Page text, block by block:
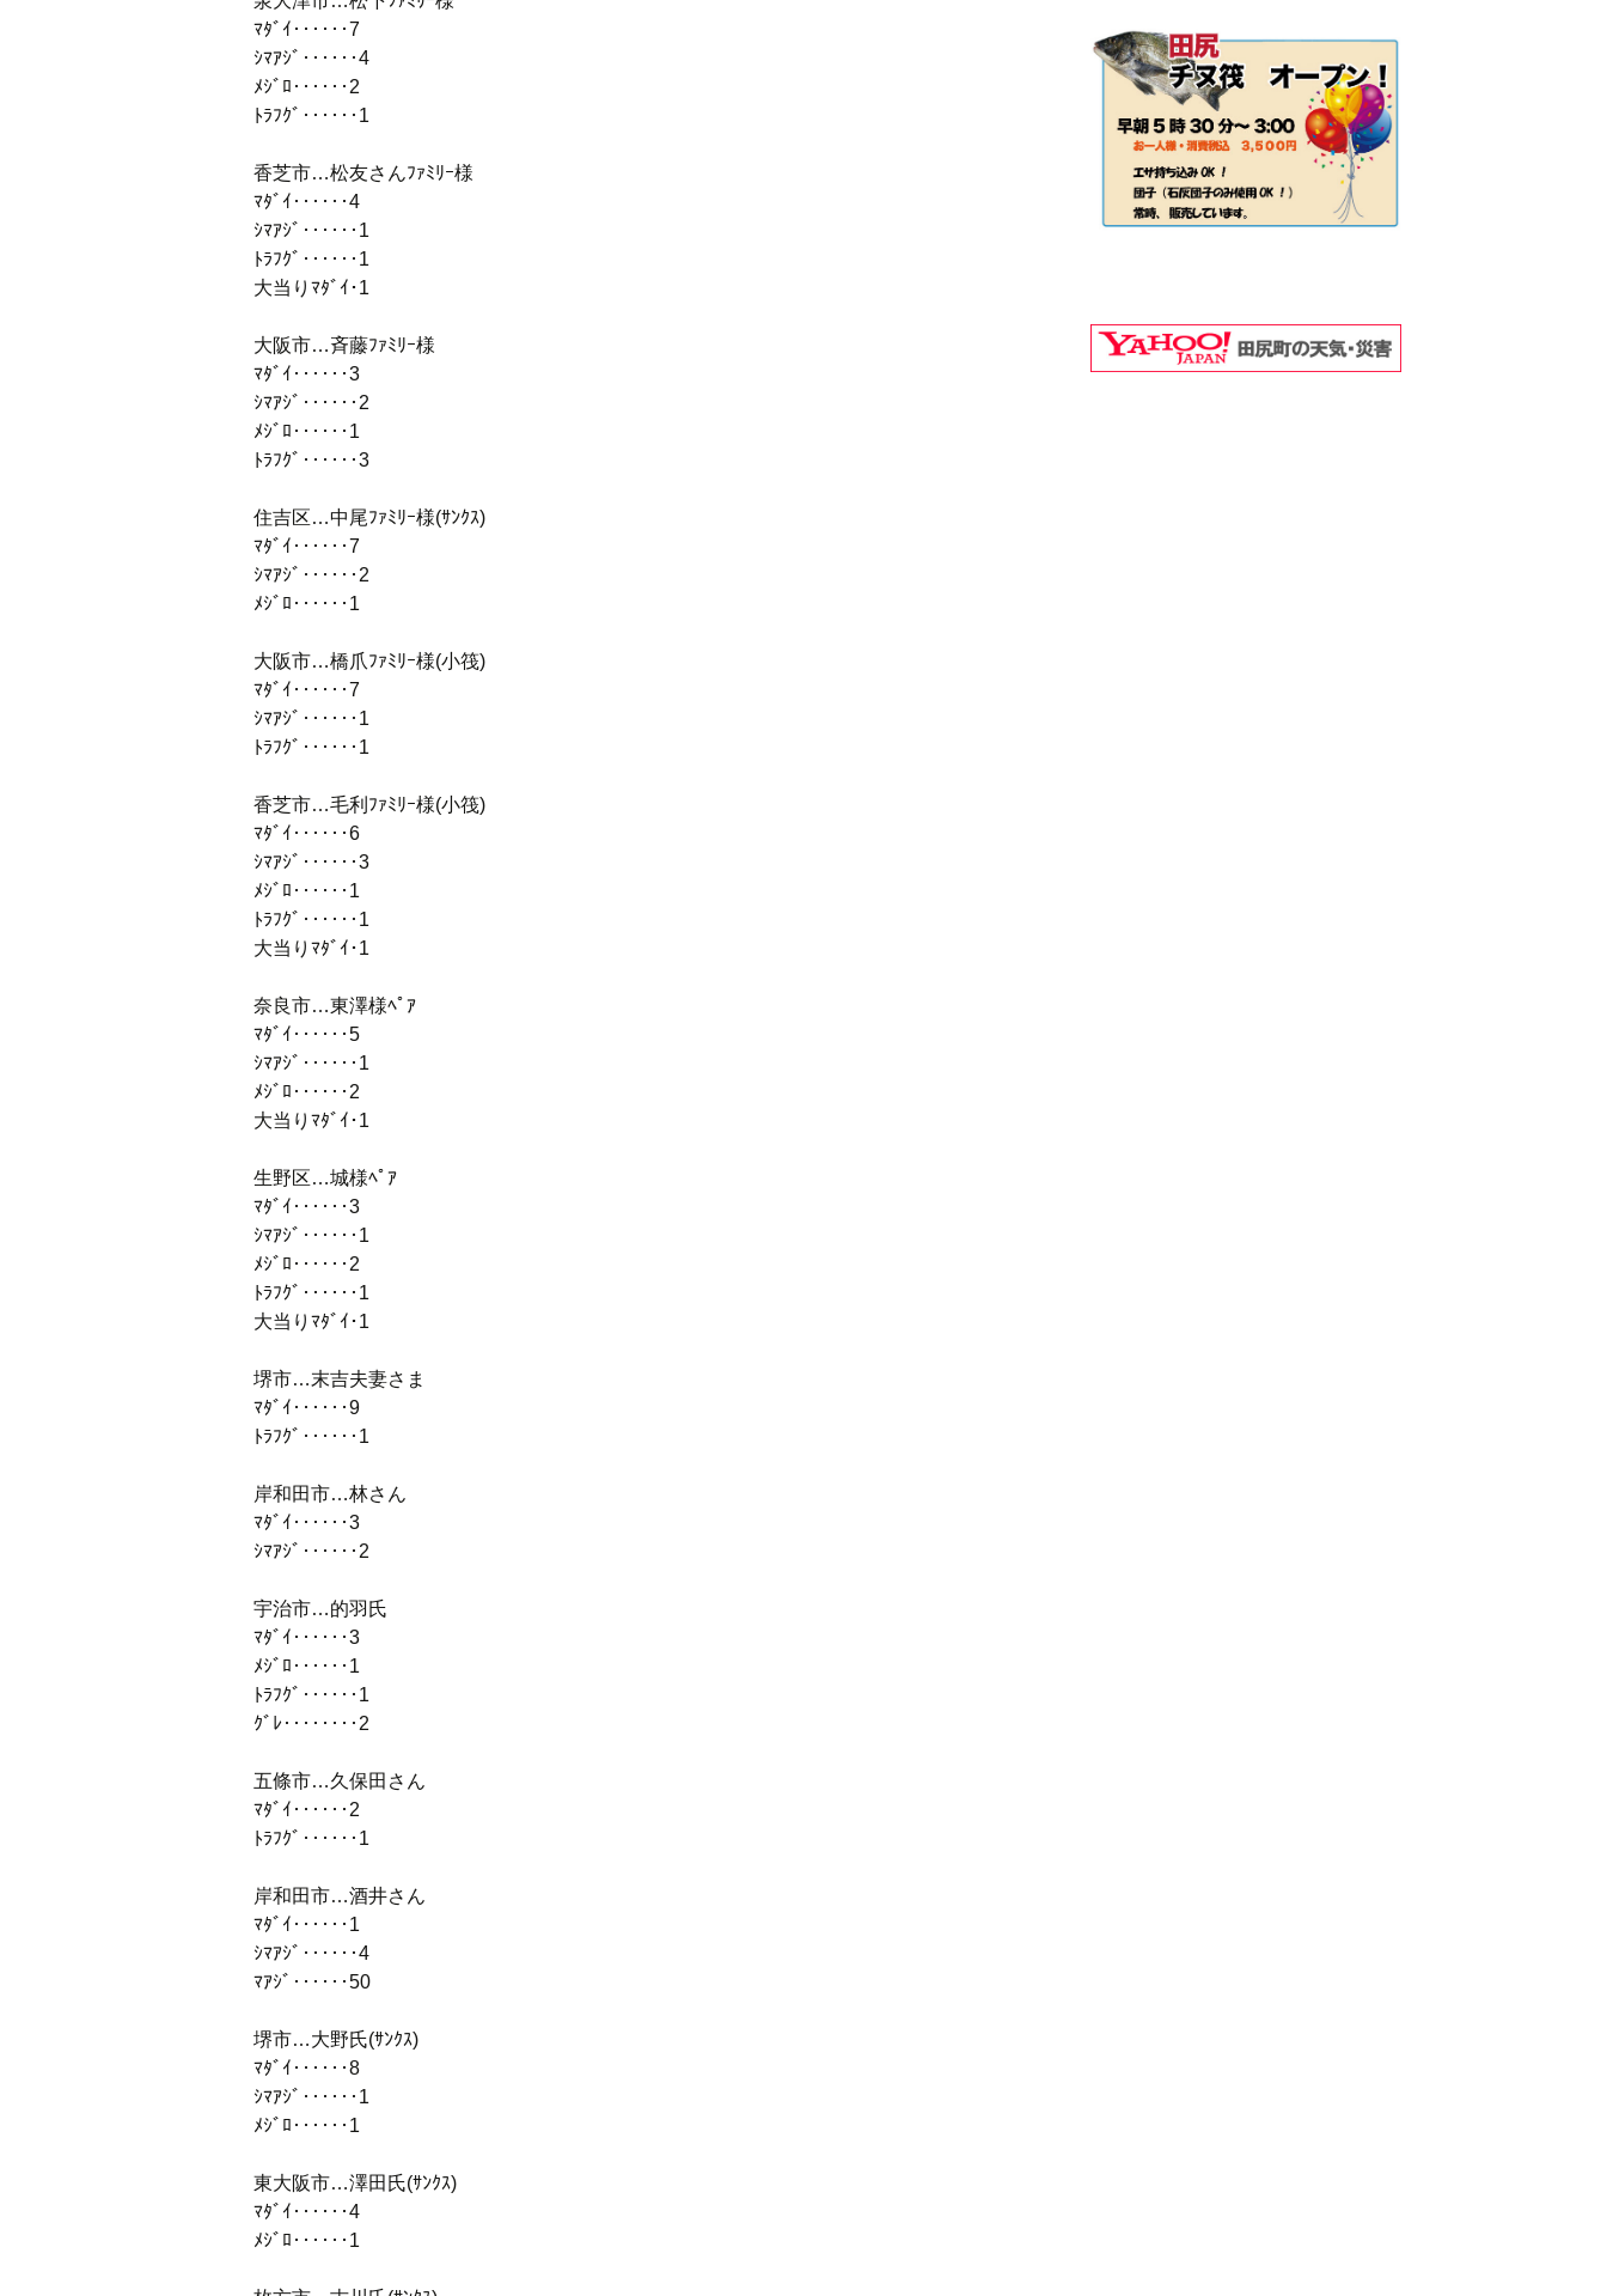
ﾏﾀﾞｲ‥‥‥7
ｼﾏｱｼﾞ‥‥‥4
ﾒｼﾞﾛ‥‥‥2
ﾄﾗﾌｸﾞ‥‥‥1
香芝市…松友さんﾌｧﾐﾘｰ様
ﾏﾀﾞｲ‥‥‥4
ｼﾏｱｼﾞ‥‥‥1
ﾄﾗﾌｸﾞ‥‥‥1
大当りﾏﾀﾞｲ･1
大阪市…斉藤ﾌｧﾐﾘｰ様
ﾏﾀﾞｲ‥‥‥3
ｼﾏｱｼﾞ‥‥‥2
ﾒｼﾞﾛ‥‥‥1
ﾄﾗﾌｸﾞ‥‥‥3
住吉区…中尾ﾌｧﾐﾘｰ様(ｻﾝｸｽ)
ﾏﾀﾞｲ‥‥‥7
ｼﾏｱｼﾞ‥‥‥2
ﾒｼﾞﾛ‥‥‥1
大阪市…橋爪ﾌｧﾐﾘｰ様(小筏)
ﾏﾀﾞｲ‥‥‥7
ｼﾏｱｼﾞ‥‥‥1
ﾄﾗﾌｸﾞ‥‥‥1
香芝市…毛利ﾌｧﾐﾘｰ様(小筏)
ﾏﾀﾞｲ‥‥‥6
ｼﾏｱｼﾞ‥‥‥3
ﾒｼﾞﾛ‥‥‥1
ﾄﾗﾌｸﾞ‥‥‥1
大当りﾏﾀﾞｲ･1
奈良市…東澤様ﾍﾟｱ
ﾏﾀﾞｲ‥‥‥5
ｼﾏｱｼﾞ‥‥‥1
ﾒｼﾞﾛ‥‥‥2
大当りﾏﾀﾞｲ･1
生野区…城様ﾍﾟｱ
ﾏﾀﾞｲ‥‥‥3
ｼﾏｱｼﾞ‥‥‥1
ﾒｼﾞﾛ‥‥‥2
ﾄﾗﾌｸﾞ‥‥‥1
大当りﾏﾀﾞｲ･1
堺市…末吉夫妻さま
ﾏﾀﾞｲ‥‥‥9
ﾄﾗﾌｸﾞ‥‥‥1
岸和田市…林さん
ﾏﾀﾞｲ‥‥‥3
ｼﾏｱｼﾞ‥‥‥2
宇治市…的羽氏
ﾏﾀﾞｲ‥‥‥3
ﾒｼﾞﾛ‥‥‥1
ﾄﾗﾌｸﾞ‥‥‥1
ｸﾞﾚ‥‥‥‥2
五條市…久保田さん
ﾏﾀﾞｲ‥‥‥2
ﾄﾗﾌｸﾞ‥‥‥1
岸和田市…酒井さん
ﾏﾀﾞｲ‥‥‥1
ｼﾏｱｼﾞ‥‥‥4
ﾏｱｼﾞ‥‥‥50
堺市…大野氏(ｻﾝｸｽ)
ﾏﾀﾞｲ‥‥‥8
ｼﾏｱｼﾞ‥‥‥1
ﾒｼﾞﾛ‥‥‥1
東大阪市…澤田氏(ｻﾝｸｽ)
ﾏﾀﾞｲ‥‥‥4
ﾒｼﾞﾛ‥‥‥1